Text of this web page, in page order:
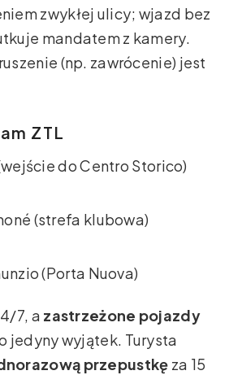
zwykłej ulicy; wjazd bez
mandatem z kamery.
(np. zawrócenie) jest
ZTL
do Centro Storico)
(strefa klubowa)
(Porta Nuova)
7, a zastrzeżone pojazdy
jedyny wyjątek. Turysta
przepustkę za 15